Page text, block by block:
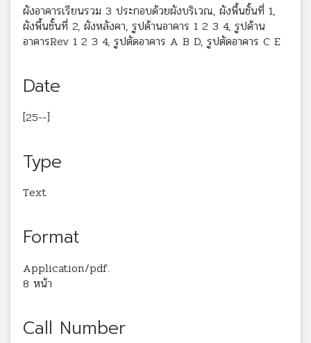
ผังอาคารเรียนรวม 3 ประกอบด้วยผังบริเวณ, ผังพื้นชั้นที่ 1,
ผังพื้นชั้นที่ 2, ผังหลังคา, รูปด้านอาคาร 1 2 3 4, รูปด้าน
อาคารRev 1 2 3 4, รูปตัดอาคาร A B D, รูปตัดอาคาร C E
Date
[25--]
Type
Text
Format
Application/pdf.
8 หน้า
Call Number